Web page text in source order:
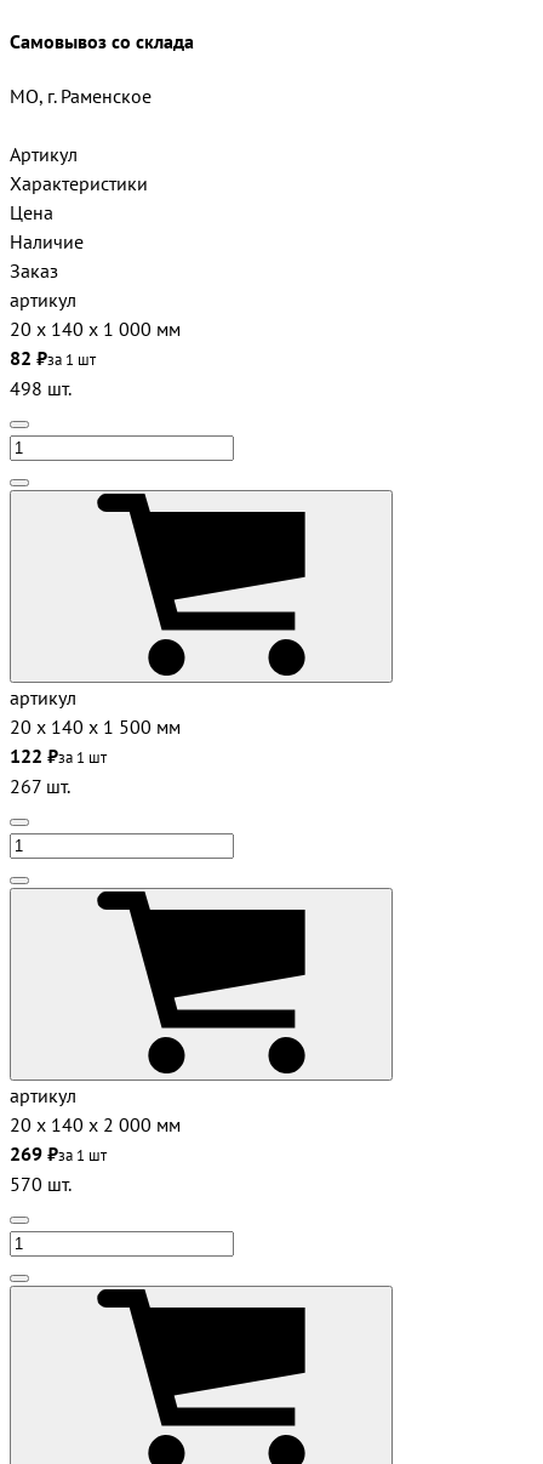
Самовывоз со склада
МО, г. Раменское
Артикул
Характеристики
Цена
Наличие
Заказ
артикул
20 х 140 х 1 000 мм
82 ₽за 1 шт
498 шт.
артикул
20 х 140 х 1 500 мм
122 ₽за 1 шт
267 шт.
артикул
20 х 140 х 2 000 мм
269 ₽за 1 шт
570 шт.